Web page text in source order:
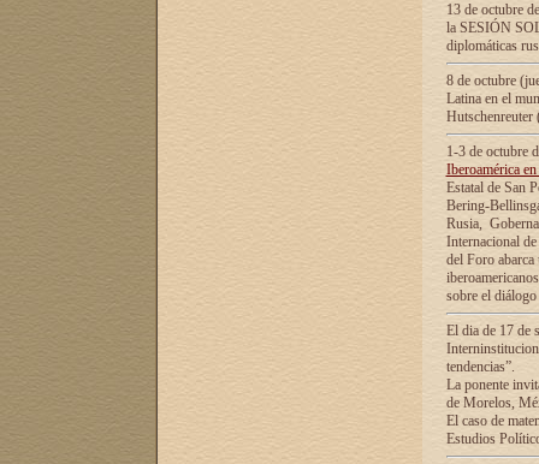
13 de octubre
la SESIÓN
diplomáticas
8 de octubre
Latina en el
1-3 de octubre
Iberoamérica
Estatal de San
Bering-
Rusia,
Internacional
del Foro
sobre el
El dia de 17 de
tendencias”.
La ponente
de Morelos,
El caso de
Estudios